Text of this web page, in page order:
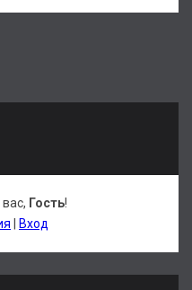
, Гость!
Вход